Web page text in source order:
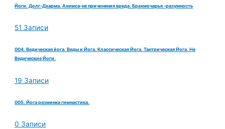
Йоги. Долг-Дхарма. Ахимса-не причинения вреда. Брахмочарья -разумность
51 Записи
004. Ведическая йога. Веды и Йога. Классическая Йога. Тантрическая Йога. Не
Ведические Йоги.
19 Записи
005. Йога разминка гимнастика.
0 Записи